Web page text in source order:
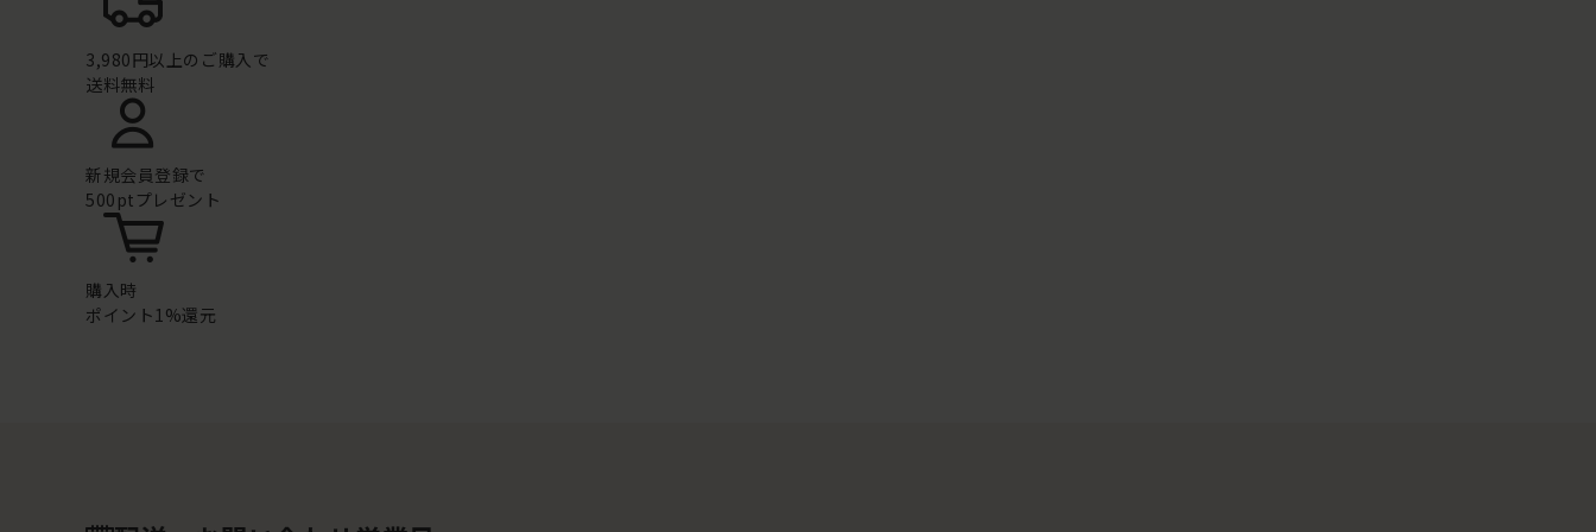
3,980円以上のご購入で
送料無料
新規会員登録で
500ptプレゼント
購入時
ポイント1%還元